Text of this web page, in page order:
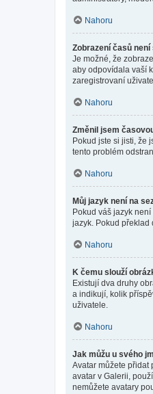
Nahoru
Zobrazení časů není
Je možné, že
aby odpovídala vaší
zaregistrovaní
Nahoru
Změnil jsem
Pokud jste si jisti, že
tento problém
Nahoru
Můj jazyk není na
Pokud váš jazyk
jazyk. Pokud překlad
Nahoru
K čemu slouží
Existují dva druhy
a indikují, kolik
uživatele.
Nahoru
Jak můžu u svého
Avatar můžete přidat
avatar v Galerii,
nemůžete avatary